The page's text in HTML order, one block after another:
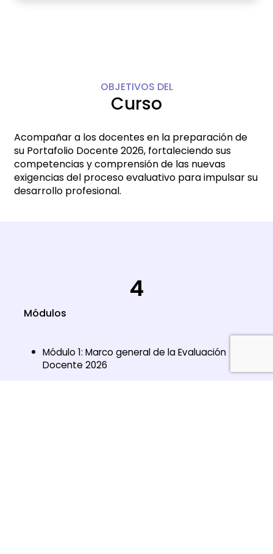
OBJETIVOS DEL
Curso
Acompañar a los docentes en la preparación de
su Portafolio Docente 2026, fortaleciendo sus
competencias y comprensión de las nuevas
exigencias del proceso evaluativo para impulsar su
desarrollo profesional.
4
Módulos
Módulo 1: Marco general de la Evaluación
Docente 2026